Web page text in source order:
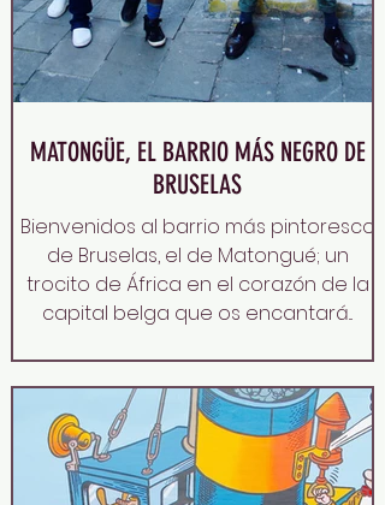
MATONGÜE, EL BARRIO MÁS NEGRO DE
BRUSELAS
Bienvenidos al barrio más pintoresco
de Bruselas, el de Matongué; un
trocito de África en el corazón de la
capital belga que os encantará...